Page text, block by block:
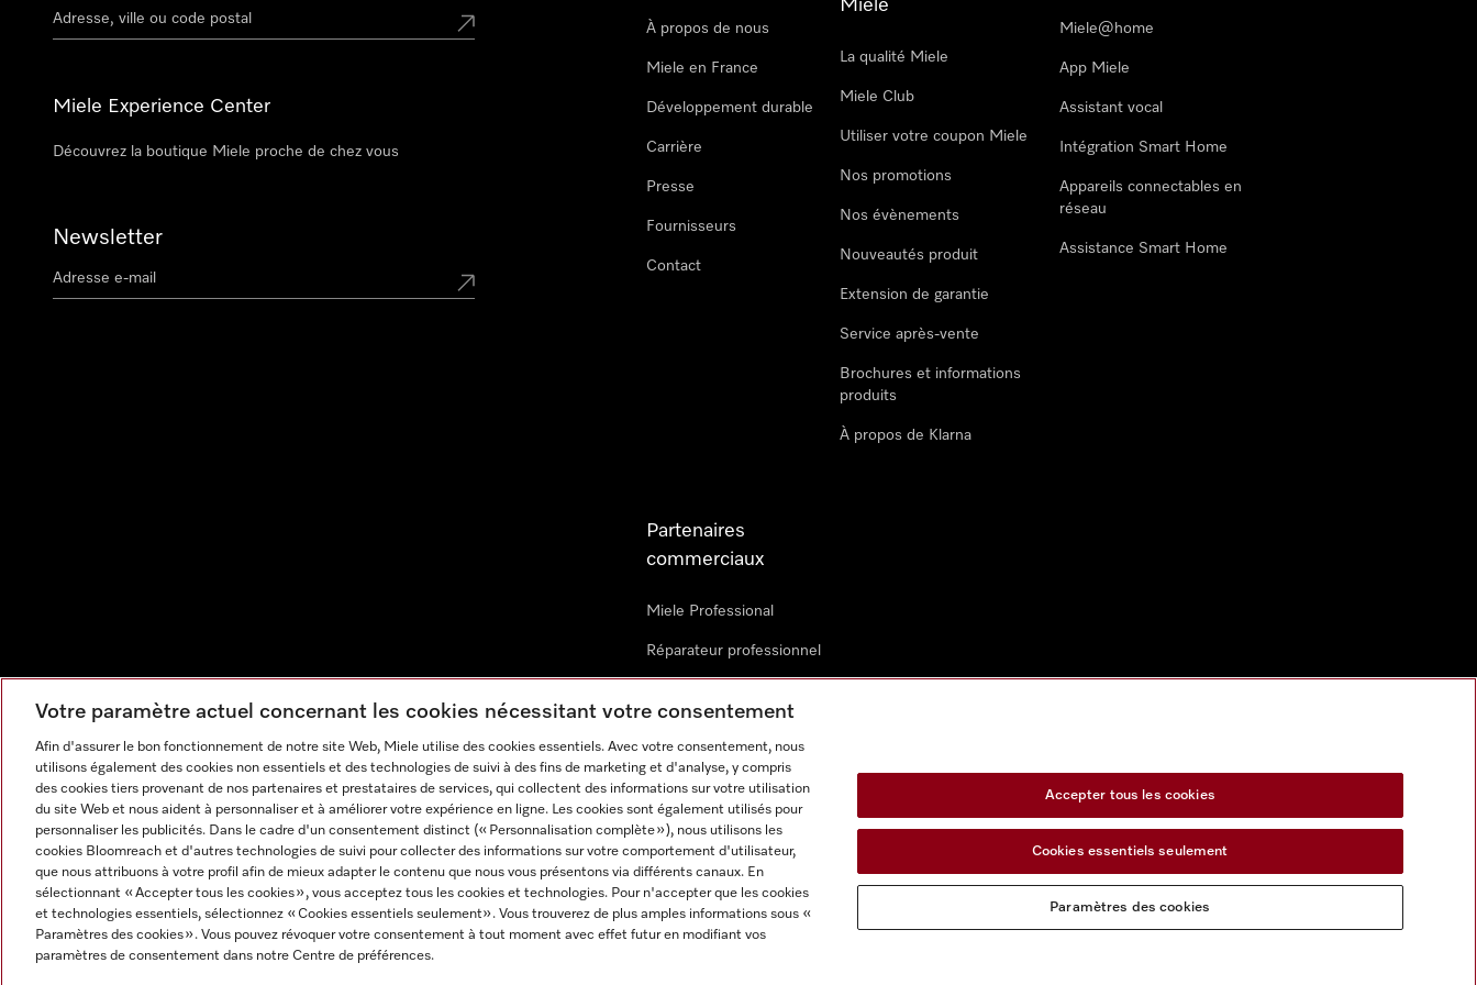
Miele Experience Center
Découvrez la boutique Miele proche de chez vous
Newsletter
À propos de nous
Miele en France
Développement durable
Carrière
Presse
Fournisseurs
Contact
Miele
La qualité Miele
Miele Club
Utiliser votre coupon Miele
Nos promotions
Nos évènements
Nouveautés produit
Extension de garantie
Service après-vente
Brochures et informations
produits
À propos de Klarna
Miele@home
App Miele
Assistant vocal
Intégration Smart Home
Appareils connectables en
réseau
Assistance Smart Home
Partenaires
commerciaux
Miele Professional
Réparateur professionnel
Revendeurs
Mentions légales CGV Protection des données Conditions d'utilisation Déclaration d'accessibilité
Paramètres des cookies
Votre paramètre actuel concernant les cookies nécessitant votre consentement
Afin d'assurer le bon fonctionnement de notre site Web, Miele utilise des cookies essentiels. Avec votre consentement, nous
utilisons également des cookies non essentiels et des technologies de suivi à des fins de marketing et d'analyse, y compris
des cookies tiers provenant de nos partenaires et prestataires de services, qui collectent des informations sur votre utilisation
du site Web et nous aident à personnaliser et à améliorer votre expérience en ligne. Les cookies sont également utilisés pour
personnaliser les publicités. Dans le cadre d'un consentement distinct (« Personnalisation complète »), nous utilisons les
cookies Bloomreach et d'autres technologies de suivi pour collecter des informations sur votre comportement d'utilisateur,
que nous attribuons à votre profil afin de mieux adapter le contenu que nous vous présentons via différents canaux. En
sélectionnant « Accepter tous les cookies », vous acceptez tous les cookies et technologies. Pour n'accepter que les cookies
et technologies essentiels, sélectionnez « Cookies essentiels seulement». Vous trouverez de plus amples informations sous «
Paramètres des cookies ». Vous pouvez révoquer votre consentement à tout moment avec effet futur en modifiant vos
paramètres de consentement dans notre Centre de préférences.
Accepter tous les cookies
Cookies essentiels seulement
Paramètres des cookies